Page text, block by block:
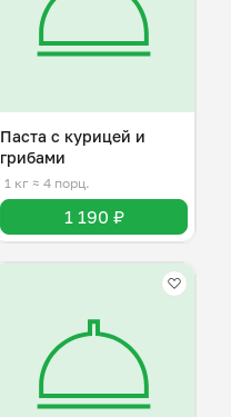
Паста с курицей и
грибами
1 кг ≈ 4 порц.
1 190 ₽